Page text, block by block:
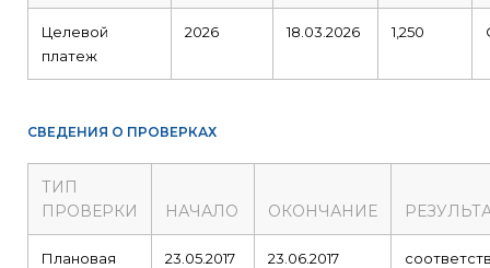
Целевой
платеж
2026 18.03.2026 1,250
СВЕДЕНИЯ О ПРОВЕРКАХ
ТИП
ПРОВЕРКИ
НАЧАЛО ОКОНЧАНИЕ
Плановая 23.05.2017 23.06.2017